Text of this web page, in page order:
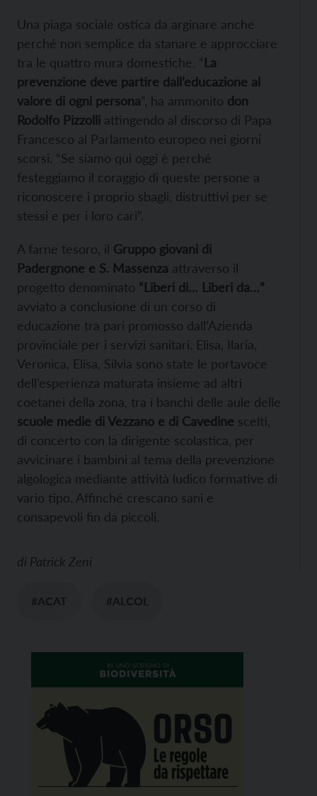
Una piaga sociale ostica da arginare anche
perché non semplice da stanare e approcciare
tra le quattro mura domestiche. “La
prevenzione deve partire dall’educazione al
valore di ogni persona”, ha ammonito don
Rodolfo Pizzolli attingendo al discorso di Papa
Francesco al Parlamento europeo nei giorni
scorsi. “Se siamo qui oggi è perché
festeggiamo il coraggio di queste persone a
riconoscere i proprio sbagli, distruttivi per se
stessi e per i loro cari”.
A farne tesoro, il Gruppo giovani di
Padergnone e S. Massenza attraverso il
progetto denominato “Liberi di… Liberi da…”
avviato a conclusione di un corso di
educazione tra pari promosso dall’Azienda
provinciale per i servizi sanitari. Elisa, Ilaria,
Veronica, Elisa, Silvia sono state le portavoce
dell’esperienza maturata insieme ad altri
coetanei della zona, tra i banchi delle aule delle
scuole medie di Vezzano e di Cavedine scelti,
di concerto con la dirigente scolastica, per
avvicinare i bambini al tema della prevenzione
algologica mediante attività ludico formative di
vario tipo. Affinché crescano sani e
consapevoli fin da piccoli.
di Patrick Zeni
#ACAT #ALCOL